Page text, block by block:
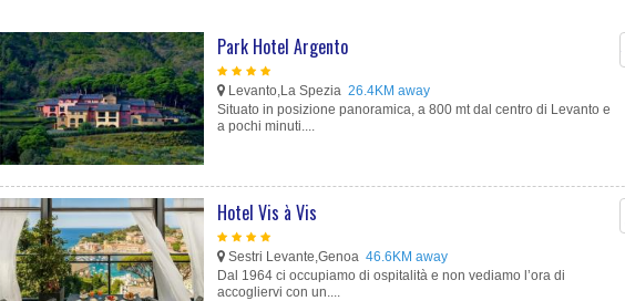
Park Hotel Argento
Levanto,La Spezia 26.4KM away
Situato in posizione panoramica, a 800 mt dal centro di Levanto e
a pochi minuti....
Hotel Vis à Vis
Sestri Levante,Genoa 46.6KM away
Dal 1964 ci occupiamo di ospitalità e non vediamo l’ora di
accogliervi con un....